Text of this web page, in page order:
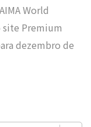
World
site Premium
dezembro de